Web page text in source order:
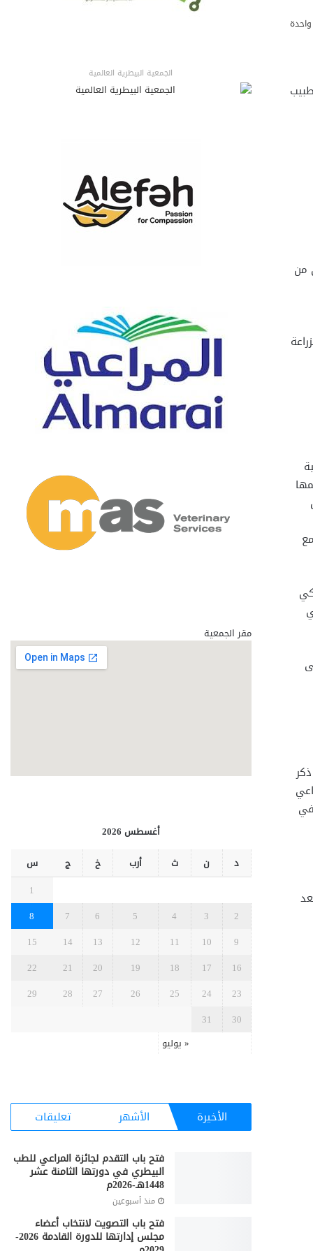
من
الجمعية البيطرية العالمية
مقر الجمعية
أغسطس 2026
د
ن ث أرب خ ج س
« يوليو
1
2
3
4
5
6
7
8
9
10
11
12
13
14
15
16
17
18
19
20
21
22
23
24
25
26
27
28
29
30
31
الأخيرة الأشهر تعليقات
فتح باب التقدم لجائزة المراعي للطب
البيطري في دورتها الثامنة عشر
1448هـ-2026م
منذ أسبوعين
فتح باب التصويت لانتخاب أعضاء
مجلس إدارتها للدورة القادمة 2026-